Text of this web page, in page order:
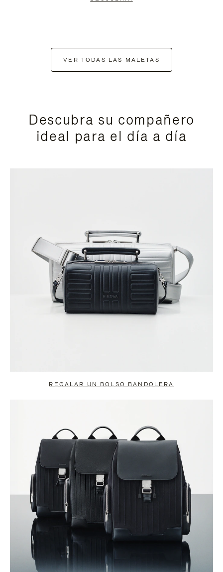
VER TODAS LAS MALETAS
Descubra su compañero
ideal para el día a día
REGALAR UN BOLSO BANDOLERA